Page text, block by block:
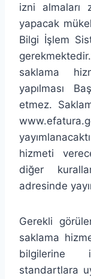
izni almaları
yapacak
Bilgi İşlem
saklama
yapılması
etmez.
hizmeti
diğer
adresinde
Gerekli
saklama
bilgilerine
standartlara